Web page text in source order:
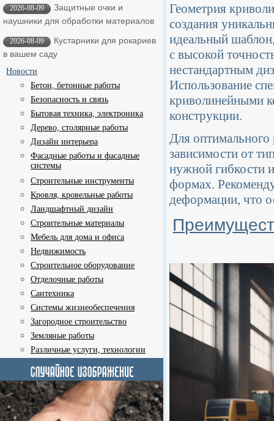
2026-08-09
Защитные очки и
наушники для обработки материалов
2026-08-09
Кустарники для рокариев
в вашем саду
Новости
Бетон, бетонные работы
Безопасность и связь
Бытовая техника, электроника
Дерево, столярные работы
Дизайн интерьера
Фасадные работы и фасадные
системы
Строительные инструменты
Кровля, кровельные работы
Ландшафтный дизайн
Строительные материалы
Мебель для дома и офиса
Недвижимость
Строительное оборудование
Отделочные работы
Сантехника
Системы жизнеобеспечения
Загородное строительство
Земляные работы
Различные услуги, технологии
Геометрия
создания
идеальный
с высокой
нестандартным
Использование
криволинейными
конструкции.
Для оптимального
зависимости от
нужной гибкости
формах.
деформации, что